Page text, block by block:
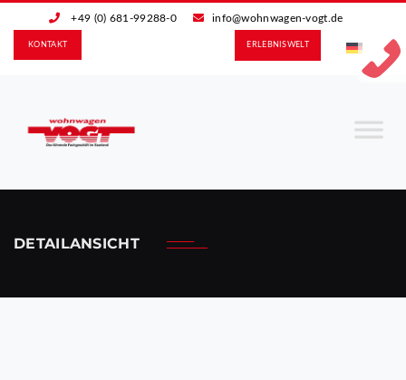
+49 (0) 681-99288-0 info@wohnwagen-vogt.de
ERLEBNIS­WELT
KONTAKT
DETAILANSICHT